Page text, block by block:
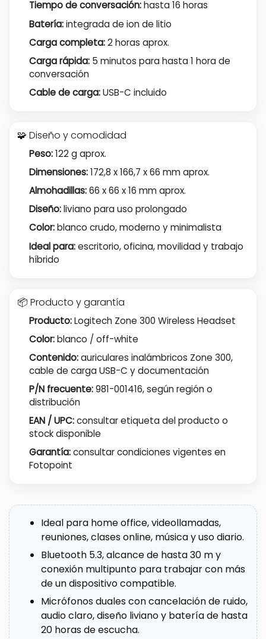
Tiempo de conversación:hasta 16 horas
Batería:integrada de ion de litio
Carga completa:2 horas aprox.
Carga rápida:5 minutos para hasta 1 hora de
conversación
Cable de carga:USB-C incluido
🧩 Diseño y comodidad
Peso:122 g aprox.
Dimensiones:172,8 x 166,7 x 66 mm aprox.
Almohadillas:66 x 66 x 16 mm aprox.
Diseño:liviano para uso prolongado
Color:blanco crudo, moderno y minimalista
Ideal para:escritorio, oficina, movilidad y trabajo
híbrido
📦 Producto y garantía
Producto:Logitech Zone 300 Wireless Headset
Color:blanco / off-white
Contenido:auriculares inalámbricos Zone 300,
cable de carga USB-C y documentación
P/N frecuente:981-001416, según región o
distribución
EAN / UPC:consultar etiqueta del producto o
stock disponible
Garantía:consultar condiciones vigentes en
Fotopoint
Ideal para home office, videollamadas,
reuniones, clases online, música y uso diario.
Bluetooth 5.3, alcance de hasta 30 m y
conexión multipunto para trabajar con más
de un dispositivo compatible.
Micrófonos duales con cancelación de ruido,
audio claro, diseño liviano y batería de hasta
20 horas de escucha.